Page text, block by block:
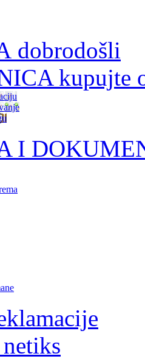
dobrodošli
kupujte
I
netiks